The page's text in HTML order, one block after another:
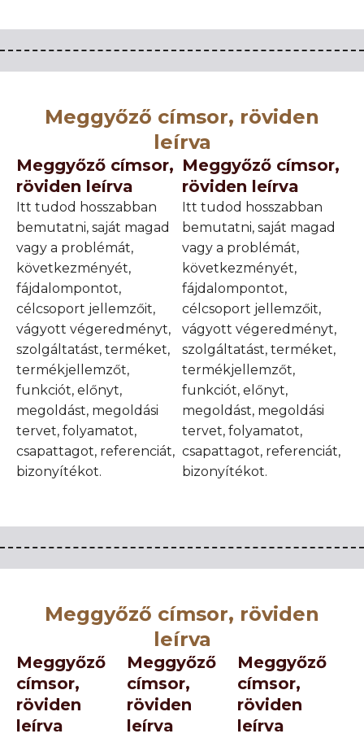
Meggyőző címsor, röviden
leírva
Meggyőző címsor,
röviden leírva
Itt tudod hosszabban
bemutatni, saját magad
vagy a problémát,
következményét,
fájdalompontot,
célcsoport jellemzőit,
vágyott végeredményt,
szolgáltatást, terméket,
termékjellemzőt,
funkciót, előnyt,
megoldást, megoldási
tervet, folyamatot,
csapattagot, referenciát,
bizonyítékot.
Meggyőző címsor,
röviden leírva
Itt tudod hosszabban
bemutatni, saját magad
vagy a problémát,
következményét,
fájdalompontot,
célcsoport jellemzőit,
vágyott végeredményt,
szolgáltatást, terméket,
termékjellemzőt,
funkciót, előnyt,
megoldást, megoldási
tervet, folyamatot,
csapattagot, referenciát,
bizonyítékot.
Meggyőző címsor, röviden
leírva
Meggyőző
címsor,
röviden
leírva
Meggyőző
címsor,
röviden
leírva
Meggyőző
címsor,
röviden
leírva